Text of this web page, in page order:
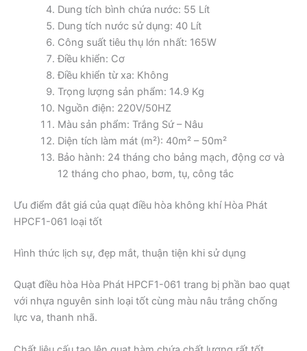
Dung tích bình chứa nước: 55 Lít
Dung tích nước sử dụng: 40 Lít
Công suất tiêu thụ lớn nhất: 165W
Điều khiển: Cơ
Điều khiển từ xa: Không
Trọng lượng sản phẩm: 14.9 Kg
Nguồn điện: 220V/50HZ
Màu sản phẩm: Trắng Sứ – Nâu
Diện tích làm mát (m²): 40m² – 50m²
Bảo hành: 24 tháng cho bảng mạch, động cơ và
12 tháng cho phao, bơm, tụ, công tắc
Ưu điểm đắt giá của quạt điều hòa không khí Hòa Phát
HPCF1-061 loại tốt
Hình thức lịch sự, đẹp mắt, thuận tiện khi sử dụng
Quạt điều hòa Hòa Phát HPCF1-061 trang bị phần bao quạt
với nhựa nguyên sinh loại tốt cùng màu nâu trắng chống
lực va, thanh nhã.